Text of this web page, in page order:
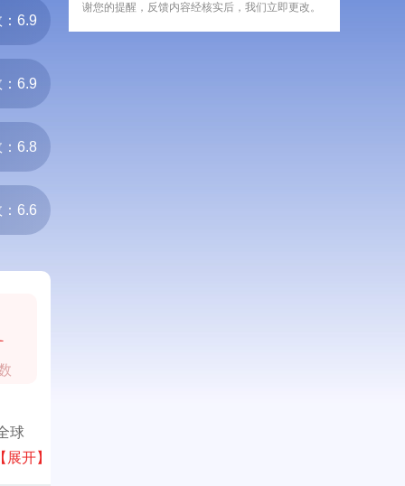
6.9
6.9
6.8
6.6
球
【展开】
谢您的提醒，反馈内容经核实后，我们立即更改。